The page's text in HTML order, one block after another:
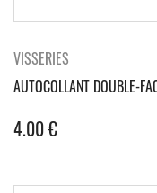
VISSERIES
AUTOCOLLANT DOUBLE-
4.00€